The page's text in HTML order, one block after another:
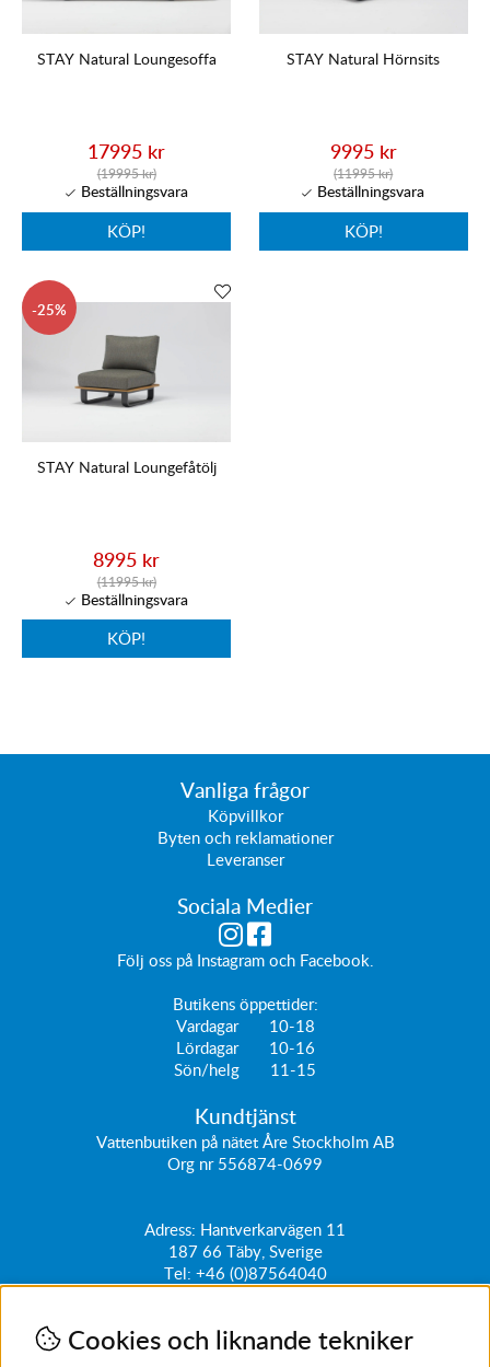
STAY Natural Loungesoffa
17995 kr
(19995 kr)
KÖP!
STAY Natural Hörnsits
9995 kr
(11995 kr)
KÖP!
25
STAY Natural Loungefåtölj
8995 kr
(11995 kr)
KÖP!
Vanliga frågor
Köpvillkor
Byten och reklamationer
Leveranser
Sociala Medier
Följ oss på Instagramoch Facebook
Butikens öppettider:
Vardagar 10-18
Lördagar 10-16
Sön/helg 11-15
Kundtjänst
Vattenbutiken på nätet Åre Stockholm AB
Org nr 556874-0699
Adress: Hantverkarvägen 11
187 66 Täby, Sverige
Tel: +46 (0)87564040
kundtjanst@vattenbutiken.se
Få vårt nyhetsbrev
Cookies och liknande tekniker